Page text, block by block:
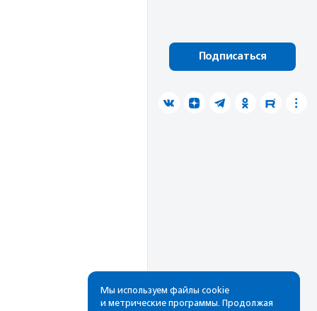
Подписаться
Мы используем файлы cookie
и метрические программы. Продолжая